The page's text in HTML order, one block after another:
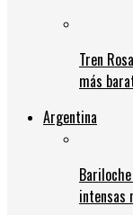
Tren
más
Argentina
intensas